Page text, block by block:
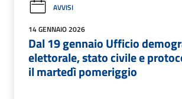
AVVISI
14 GENNAIO 2026
Dal 19 gennaio Ufficio
elettorale, stato civile e
il martedì pomeriggio